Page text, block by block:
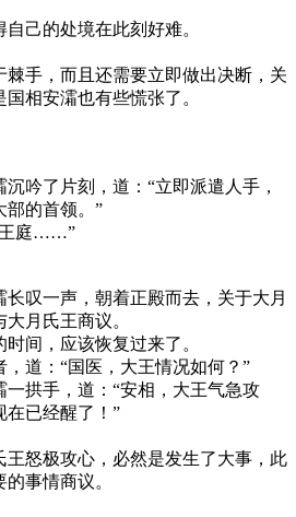
己的处境在此刻好难。
棘手，而且还需要立即做出决断，关
相安灀也有些慌张了。
吟了片刻，道：“立即派遣人手，
部的首领。”
王庭……”
叹一声，朝着正殿而去，关于大月
月氏王商议。
间，应该恢复过来了。
道：“国医，大王情况如何？”
拱手，道：“安相，大王气急攻
在已经醒了！”
王怒极攻心，必然是发生了大事，此
事情商议。